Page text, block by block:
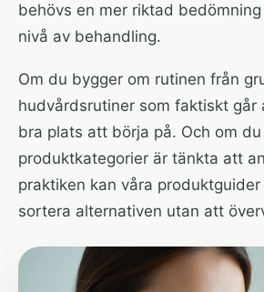
behövs en mer riktad
nivå av behandling.
Om du bygger om rutinen från
hudvårdsrutiner som faktiskt går
bra plats att börja på. Och om
produktkategorier är tänkta att
praktiken kan våra produktguider
sortera alternativen utan att